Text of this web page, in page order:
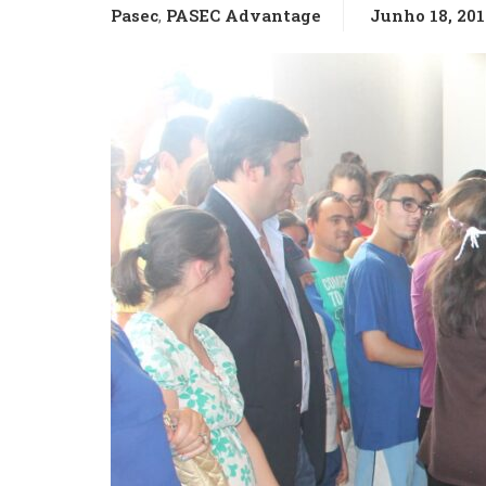
Pasec, PASEC Advantage Junho 18,